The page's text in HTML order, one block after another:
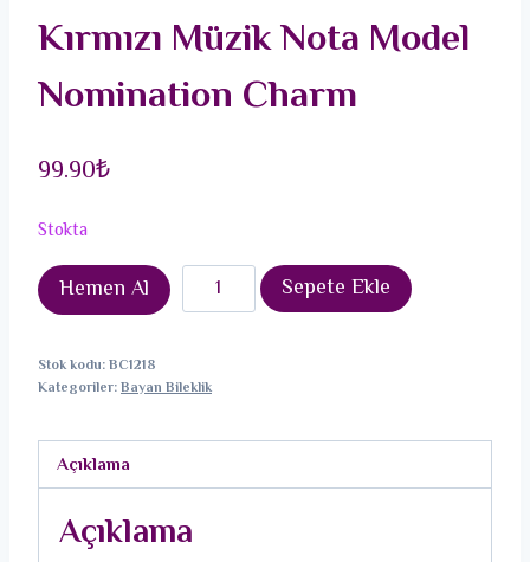
Kırmızı Müzik Nota Model
Nomination Charm
99.90₺
Stokta
Hemen Al
316L
Çelik
Renk
Müzik
Nomination
Sepete Ekle
Stok kodu:BC1218
Kategoriler:Bayan Bileklik
Açıklama
Açıklama